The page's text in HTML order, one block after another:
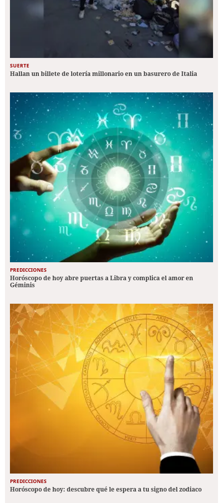
SUERTE
Hallan un billete de lotería millonario en un basurero de Italia
PREDICCIONES
Horóscopo de hoy abre puertas a Libra y complica el amor en
Géminis
PREDICCIONES
Horóscopo de hoy: descubre qué le espera a tu signo del zodiaco